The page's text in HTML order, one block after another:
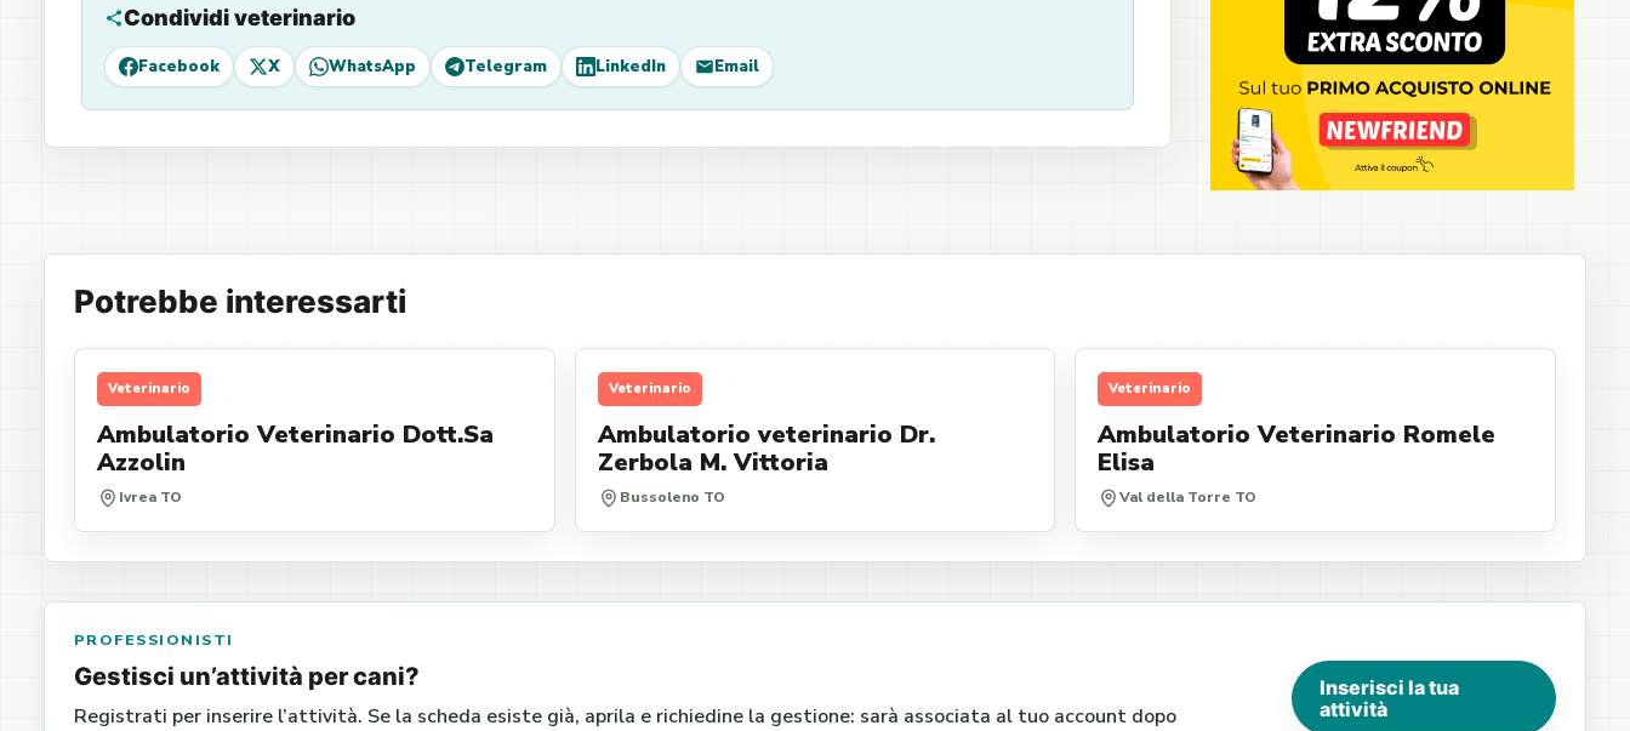
Condividi veterinario
Facebook X WhatsApp Telegram LinkedIn Email
Potrebbe interessarti
Veterinario
Ambulatorio Veterinario Dott.Sa
Azzolin
Ivrea TO
Veterinario
Ambulatorio veterinario Dr.
Zerbola M. Vittoria
Bussoleno TO
Veterinario
Ambulatorio Veterinario Romele
Elisa
Val della Torre TO
PROFESSIONISTI
Gestisci un’attività per cani?
Registrati per inserire l’attività. Se la scheda esiste già, aprila e richiedine la gestione: sarà associata al tuo account dopo
Inserisci la tua
attività